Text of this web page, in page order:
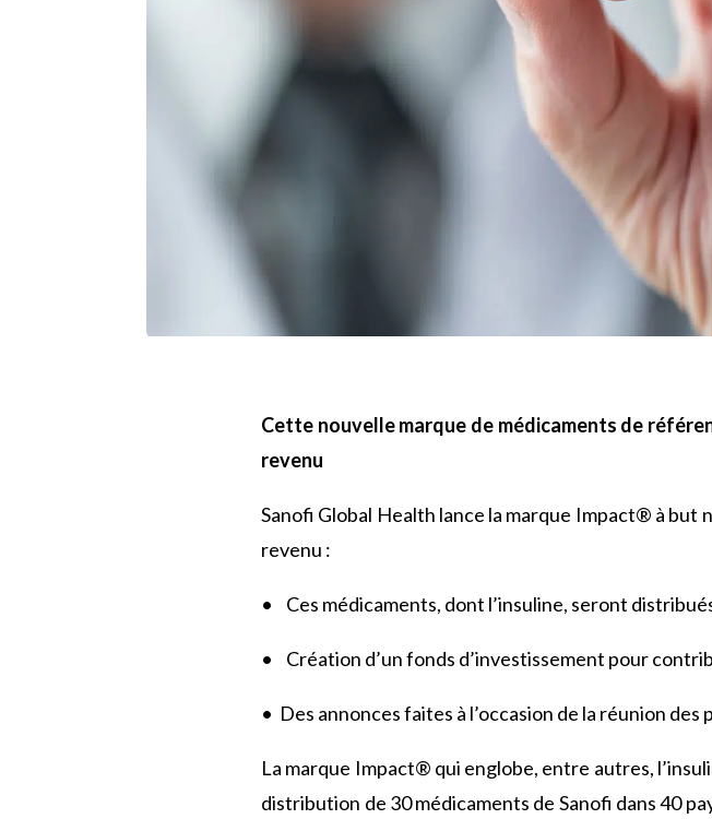
Cette nouvelle marque de médicaments de
revenu
Sanofi Global Health lance la marque Impact® à but
revenu :
• Ces médicaments, dont l’insuline, seront
• Création d’un fonds d’investissement pour
• Des annonces faites à l’occasion de la réunion
La marque Impact® qui englobe, entre autres,
distribution de 30 médicaments de Sanofi dans 40